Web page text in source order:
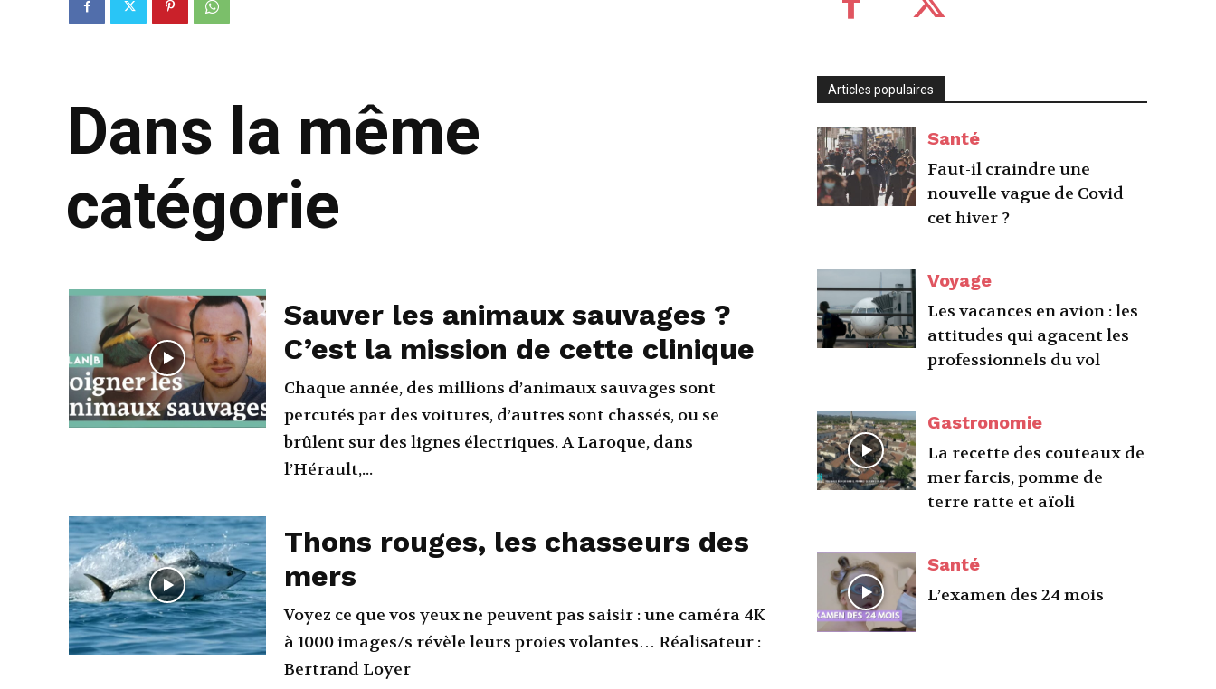
Dans la même
catégorie
Sauver les animaux sauvages ?
C’est la mission de cette clinique
Chaque année, des millions d’animaux sauvages sont
percutés par des voitures, d’autres sont chassés, ou se
brûlent sur des lignes électriques. A Laroque, dans
l’Hérault,...
Thons rouges, les chasseurs des
mers
Voyez ce que vos yeux ne peuvent pas saisir : une caméra 4K
à 1000 images/s révèle leurs proies volantes… Réalisateur :
Bertrand Loyer
Articles populaires
Santé
Faut-il craindre une
nouvelle vague de Covid
cet hiver ?
Voyage
Les vacances en avion : les
attitudes qui agacent les
professionnels du vol
Gastronomie
La recette des couteaux de
mer farcis, pomme de
terre ratte et aïoli
Santé
L’examen des 24 mois